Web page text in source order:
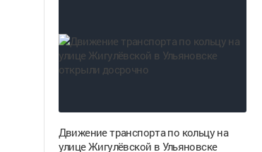
Движение транспорта по кольцу на
улице Жигулёвской в Ульяновске